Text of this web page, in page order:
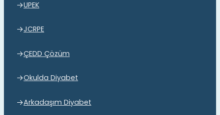
UPEK
JCRPE
ÇEDD Çözüm
Okulda Diyabet
Arkadaşım Diyabet